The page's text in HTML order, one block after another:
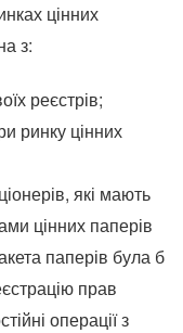
цінних
з:
реєстрів;
ринку цінних
які мають
цінних паперів
паперів була б
прав
операції з